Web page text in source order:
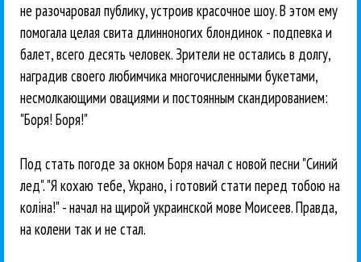
не разочаровал публику, устроив красочное шоу. В этом ему
помогала целая свита длинноногих блондинок - подпевка и
балет, всего десять человек. Зрители не остались в долгу,
наградив своего любимчика многочисленными букетами,
несмолкающими овациями и постоянным скандированием:
"Боря! Боря!"
Под стать погоде за окном Боря начал с новой песни "Синий
лед". "Я кохаю тебе, Украно, i готовий стати перед тобою на
колiна!" - начал на щирой украинской мове Моисеев. Правда,
на колени так и не стал.